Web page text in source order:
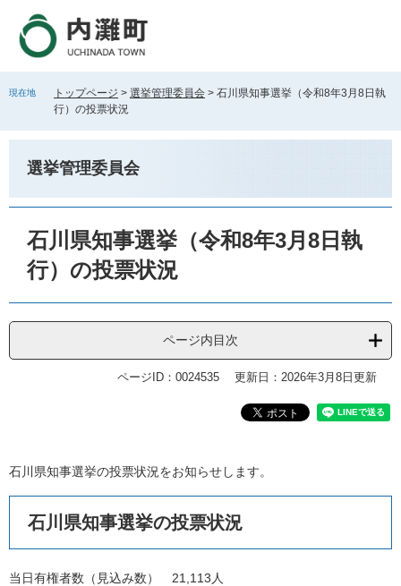
す
し
文
現在地 トップページ > 選挙管理委員会 > 石川県知事選挙（令和8年3月8日執
行）の投票状況
選挙管理委員会
石川県知事選挙（令和8年3月8日執
行）の投票状況
ページ内目次
ページID：0024535 更新日：2026年3月8日更新
石川県知事選挙の投票状況をお知らせします。
石川県知事選挙の投票状況
当日有権者数（見込み数） 21,113人